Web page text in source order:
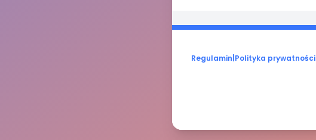
Regulamin Polityka prywatności